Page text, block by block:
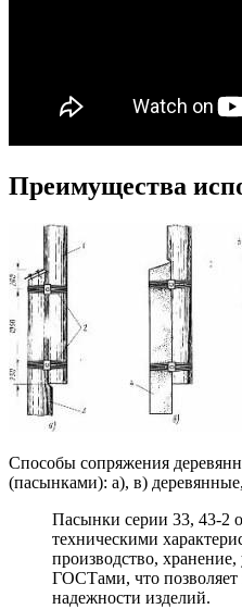
Преимущества
Способы сопряжения
(пасынками): а), в)
Пасынки серии 33, 43-2
техническими
производство,
ГОСТами, что позволяет
надежности изделий.